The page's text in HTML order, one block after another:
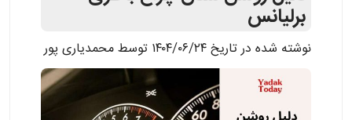
برلیانس
نوشته شده در تاریخ ۱۴۰۴/۰۶/۲۴ توسط محمدیاری پور